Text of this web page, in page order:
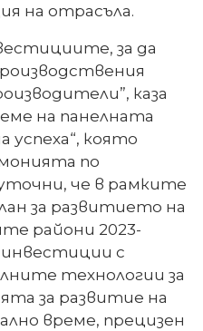
на отрасъла.
за да
каза
на панелната
успеха“, която
по
че в рамките
за развитието на
райони 2023-
инвестиции с
технологии за
за развитие на
време, прецизен